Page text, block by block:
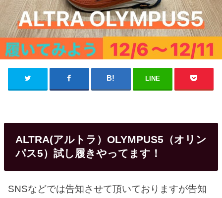
LINE
ALTRA(アルトラ）OLYMPUS5（オリン
パス5）試し履きやってます！
SNSなどでは告知させて頂いておりますが告知